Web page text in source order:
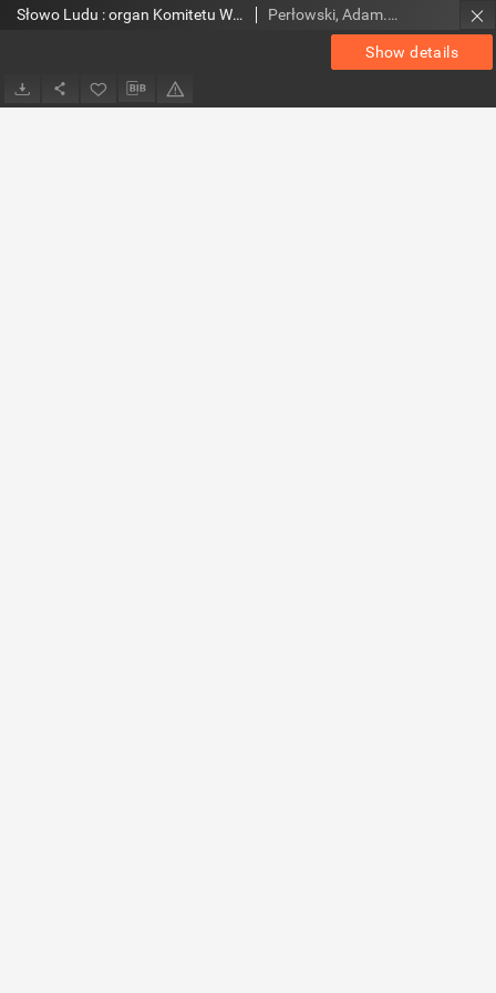
Show details
Słowo Ludu : organ Komitetu Wojewódzkiego Polskiej Zjednoczonej Partii Robotniczej, 1952, R.4, nr 4 Perłowski, Adam. Red.